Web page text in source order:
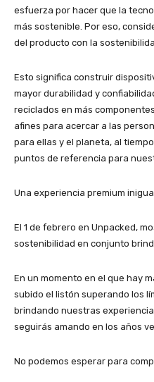
esfuerza por hacer que la
más sostenible. Por eso,
del producto con la
Esto significa construir
mayor durabilidad y
reciclados en más
afines para acercar a las
para ellas y el planeta, al
puntos de referencia para
Una experiencia premium
El 1 de febrero en Unpacked,
sostenibilidad en conjunto
En un momento en el que hay
subido el listón superando los
brindando nuestras
seguirás amando en los años
No podemos esperar para